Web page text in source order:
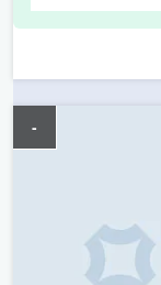
-